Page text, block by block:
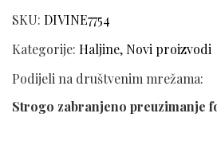
SKU: DIVINE7754
Kategorije: Haljine, Novi proizvodi
Podijeli na društvenim mrežama:
Strogo zabranjeno preuzimanje